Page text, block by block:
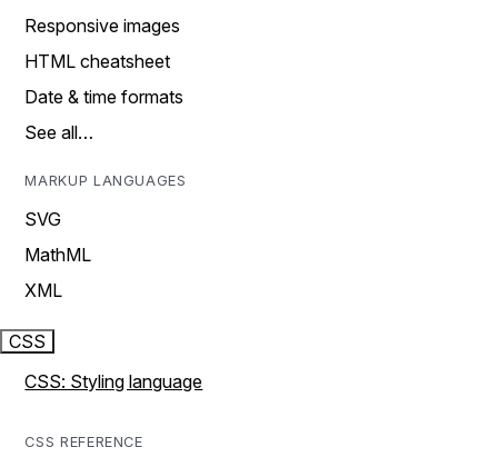
Responsive images
HTML cheatsheet
Date & time formats
See all…
MARKUP LANGUAGES
SVG
MathML
XML
CSS
CSS: Styling language
CSS REFERENCE